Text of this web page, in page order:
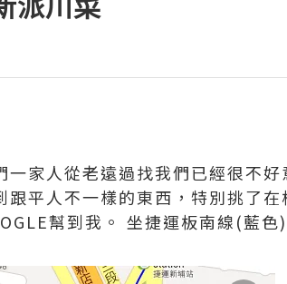
家人從老遠過找我們已經很不
平人不一樣的東西，特別挑了在
幫到我。 坐捷運板南線(藍